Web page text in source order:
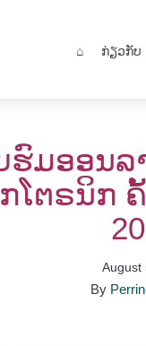
⌂ ກ່ຽວກັບ
ຮົມອອນ
ໂຕຣນິກ
August
By